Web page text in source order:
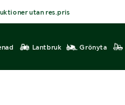
utan res.pris
Lantbruk Grönyta